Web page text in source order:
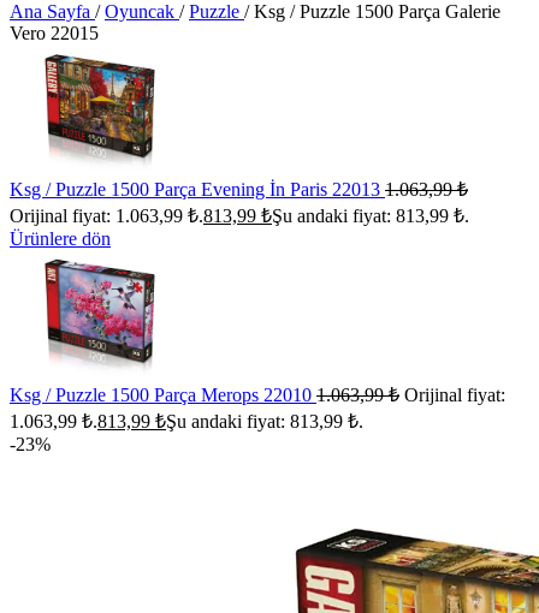
Ana Sayfa / Oyuncak / Puzzle / Ksg / Puzzle 1500 Parça Galerie
Vero 22015
Ksg / Puzzle 1500 Parça Evening İn Paris 22013 1.063,99₺
Orijinal fiyat: 1.063,99 ₺.813,99 ₺Şu andaki fiyat: 813,99 ₺.
Ürünlere dön
Ksg / Puzzle 1500 Parça Merops 22010 1.063,99₺ Orijinal fiyat:
1.063,99 ₺.813,99 ₺Şu andaki fiyat: 813,99 ₺.
-23%